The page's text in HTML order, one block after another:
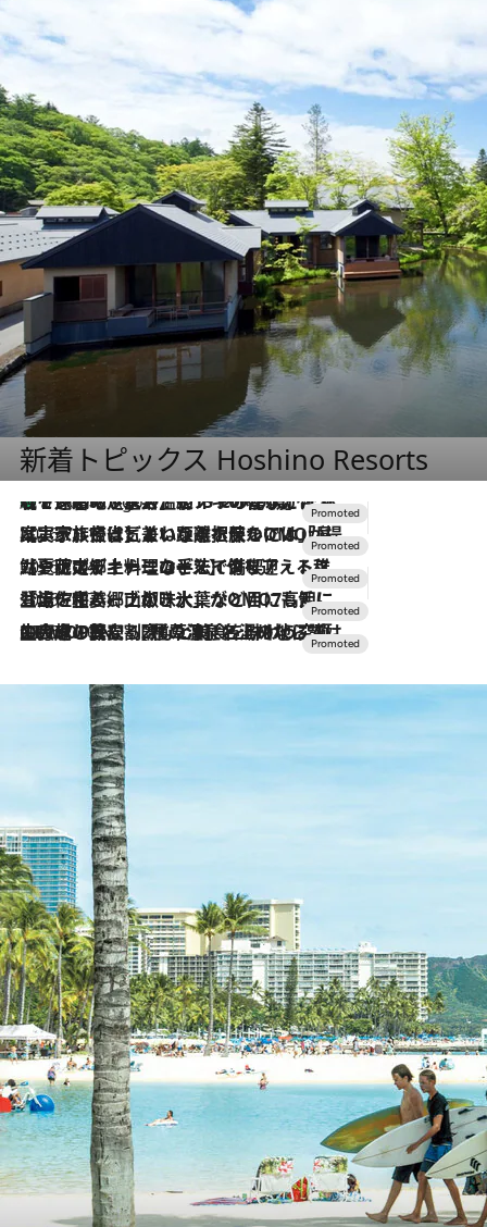
新着トピックス Hoshino Resorts
8 Hours Ago
【トンボの足水浴】ヒノキの香りに包まれて涼感マックス！約13℃の湧水かけ流しを避暑地「星野温泉 トンボの湯」で体験
2026.7.31
【ホテル帰省】という選択肢をOMOが提案。家族とほどよい距離を保つには「昼は実家、夜は気兼ねなくホテルで！」
2026.7.24
【夏限定ディナーコース】旬を迎える稚鮎や花ズッキーニなどをイタリア・トスカーナの郷土料理の手法で満喫！
2026.7.17
「土佐和ハーブかき氷」がOMO7高知に登場！生姜、山椒、大葉など目にも舌にも涼を呼ぶ郷土の味
2026.7.10
NEW OPEN！【界 草津】名湯の地に誕生。趣の異なる2種の温泉と上州ならではの会席・蕎麦割烹など美食を味わう究極の癒やし旅